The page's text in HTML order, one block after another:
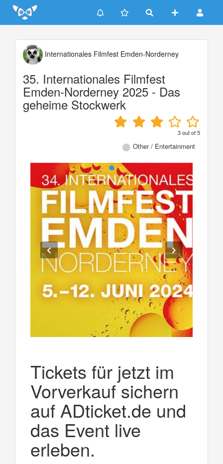
Update cookies preferences
Internationales Filmfest Emden-Norderney
35. Internationales Filmfest
Emden-Norderney 2025 - Das
geheime Stockwerk
3out of5
Other / Entertainment
Tickets für jetzt im
Vorverkauf sichern
auf ADticket.de und
das Event live
erleben.